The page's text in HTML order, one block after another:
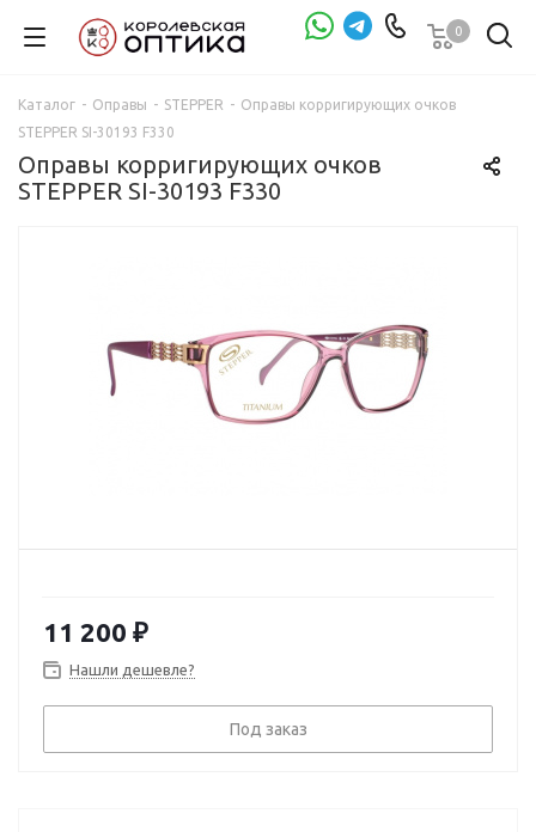
0
Каталог - Оправы - STEPPER - Оправы корригирующих очков
STEPPER SI-30193 F330
Оправы корригирующих очков
STEPPER SI-30193 F330
11 200 ₽
Нашли дешевле?
Под заказ